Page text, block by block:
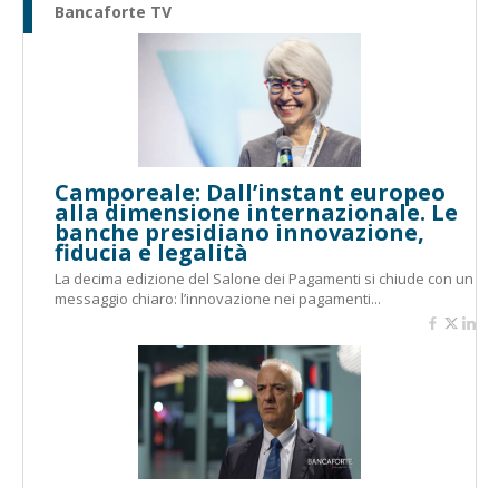
Bancaforte TV
Camporeale: Dall’instant europeo
alla dimensione internazionale. Le
banche presidiano innovazione,
fiducia e legalità
La decima edizione del Salone dei Pagamenti si chiude con un
messaggio chiaro: l’innovazione nei pagamenti...